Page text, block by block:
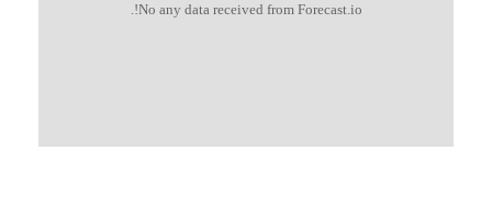
No any data received from Forecast.io!.